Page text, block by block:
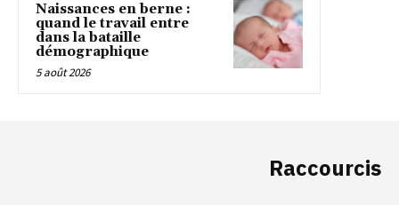
Naissances en berne :
quand le travail entre
dans la bataille
démographique
5 août 2026
Raccourcis